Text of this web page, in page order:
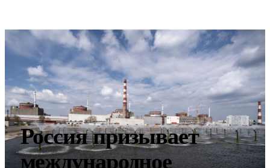
Россия призывает
международное